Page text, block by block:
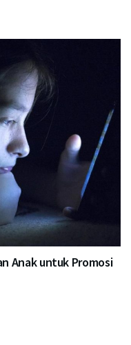
Anak untuk Promosi